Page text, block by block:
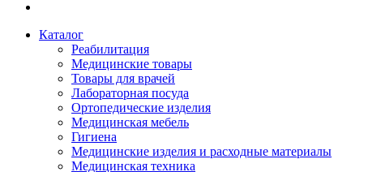
Каталог
Реабилитация
Медицинские товары
Товары для врачей
Лабораторная посуда
Ортопедические изделия
Медицинская мебель
Гигиена
Медицинские изделия и расходные материалы
Медицинская техника